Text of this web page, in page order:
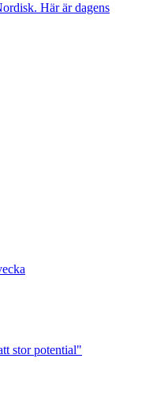
Här är dagens
stor potential"